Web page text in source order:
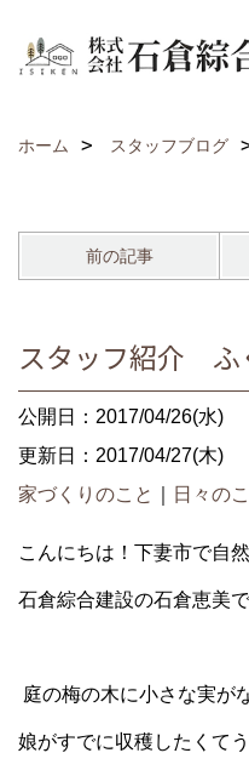
ホーム スタッフブログ
前の記事
スタッフ紹介 ふ
公開日：2017/04/26(水)
更新日：2017/04/27(木)
家づくりのこと
日々の
こんにちは！下妻市で自
石倉綜合建設の石倉恵美
庭の梅の木に小さな実が
娘がすでに収穫したくて